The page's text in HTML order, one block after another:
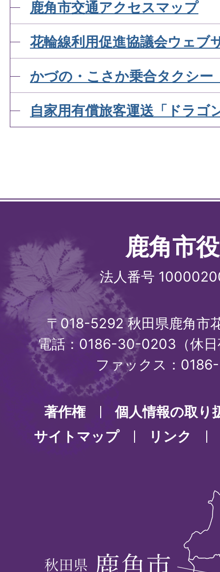
鹿角市交通アクセスマップ
花輪線利用促進協議会ウェブ
かづの・こさか乗合タクシー
自家用有償旅客運送「ドラゴ
鹿角市
法人番号
〒018-5292 秋田県鹿角市
電話：0186-30-0203（休
ファックス：
著作権
個人情報の取り
サイトマップ
リンク